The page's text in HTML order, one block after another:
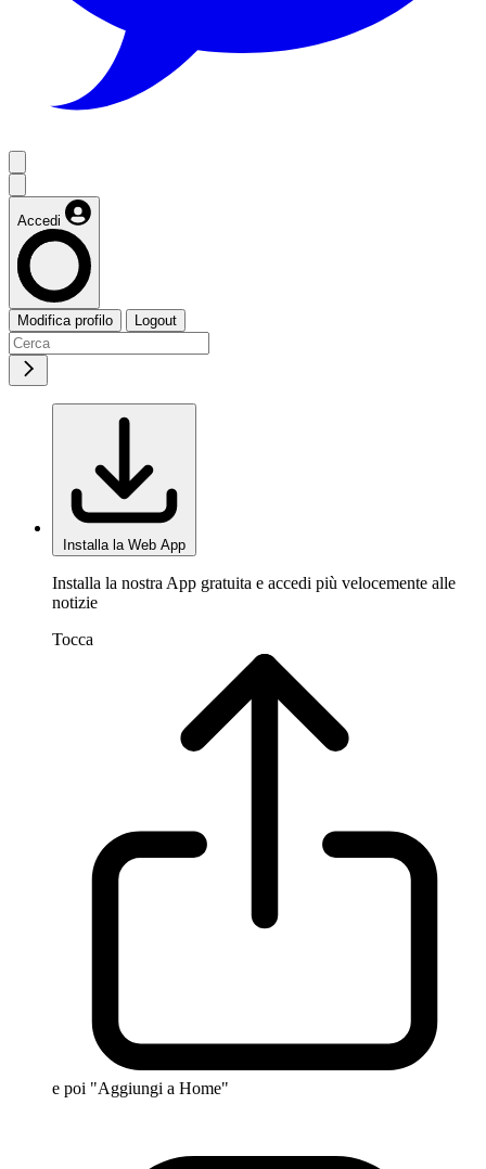
Accedi
Modifica profilo Logout
Installa la Web App
Installa la nostra App gratuita e accedi più velocemente alle
notizie
Tocca
e poi "Aggiungi a Home"